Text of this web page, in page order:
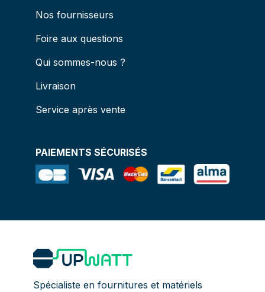
Nos fournisseurs
Foire aux questions
Qui sommes-nous ?
Livraison
Service après vente
PAIEMENTS SÉCURISÉS
Spécialiste en fournitures et matériels